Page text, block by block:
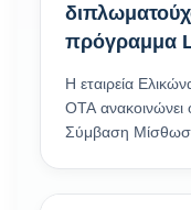
πρόγραμμα
Η εταιρεία
ΟΤΑ ανακοινώνει
Σύμβαση